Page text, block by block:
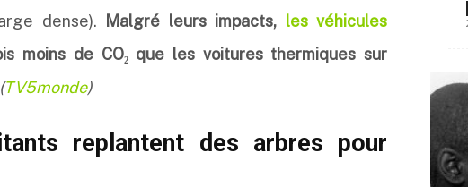
dense).
Malgré leurs impacts, les véhicules
moins de CO₂ que les voitures thermiques sur
(TV5monde)
replantent des arbres pour